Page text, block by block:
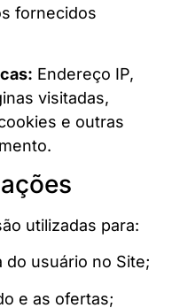
fornecidos
Endereço IP,
visitadas,
e outras
utilizadas para:
do usuário no Site;
e as ofertas;